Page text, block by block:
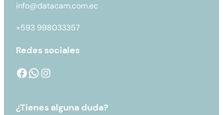
info@datacam.com.ec
+593 998033357
Redes sociales
¿Tienes alguna duda?